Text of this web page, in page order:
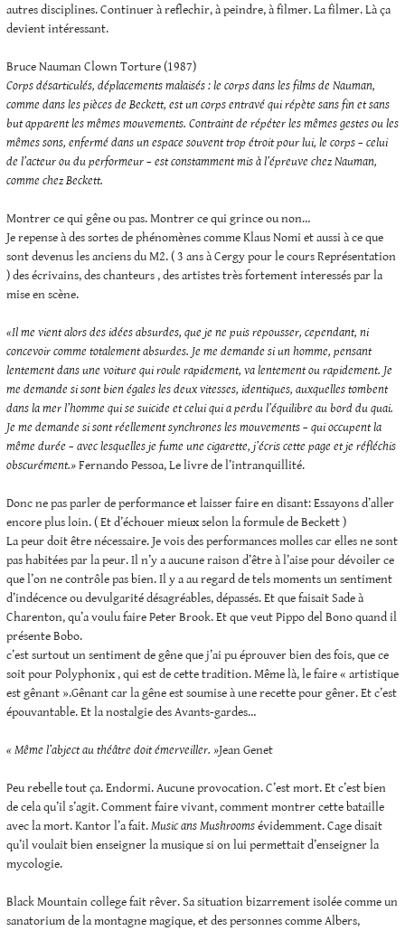
autres disciplines. Continuer à reflechir, à peindre, à filmer. La filmer. Là ça
devient intéressant.
Bruce Nauman Clown Torture (1987)
Corps désarticulés, déplacements malaisés : le corps dans les films de Nauman,
comme dans les pièces de Beckett, est un corps entravé qui répète sans fin et sans
but apparent les mêmes mouvements. Contraint de répéter les mêmes gestes ou les
mêmes sons, enfermé dans un espace souvent trop étroit pour lui, le corps – celui
de l’acteur ou du performeur – est constamment mis à l’épreuve chez Nauman,
comme chez Beckett.
Montrer ce qui gêne ou pas. Montrer ce qui grince ou non…
Je repense à des sortes de phénomènes comme Klaus Nomi et aussi à ce que
sont devenus les anciens du M2. ( 3 ans à Cergy pour le cours Représentation
) des écrivains, des chanteurs , des artistes très fortement interessés par la
mise en scène.
«Il me vient alors des idées absurdes, que je ne puis repousser, cependant, ni
concevoir comme totalement absurdes. Je me demande si un homme, pensant
lentement dans une voiture qui roule rapidement, va lentement ou rapidement. Je
me demande si sont bien égales les deux vitesses, identiques, auxquelles tombent
dans la mer l’homme qui se suicide et celui qui a perdu l’équilibre au bord du quai.
Je me demande si sont réellement synchrones les mouvements – qui occupent la
même durée – avec lesquelles je fume une cigarette, j’écris cette page et je réfléchis
obscurément.»Fernando Pessoa, Le livre de l’intranquillité.
Donc ne pas parler de performance et laisser faire en disant: Essayons d’aller
encore plus loin. ( Et d’échouer mieux selon la formule de Beckett )
La peur doit être nécessaire. Je vois des performances molles car elles ne sont
pas habitées par la peur. Il n’y a aucune raison d’être à l’aise pour dévoiler ce
que l’on ne contrôle pas bien. Il y a au regard de tels moments un sentiment
d’indécence ou devulgarité désagréables, dépassés. Et que faisait Sade à
Charenton, qu’a voulu faire Peter Brook. Et que veut Pippo del Bono quand il
présente Bobo.
c’est surtout un sentiment de gêne que j’ai pu éprouver bien des fois, que ce
soit pour Polyphonix , qui est de cette tradition. Même là, le faire « artistique
est gênant ».Gênant car la gêne est soumise à une recette pour gêner. Et c’est
épouvantable. Et la nostalgie des Avants-gardes…
« Même l’abject au théâtre doit émerveiller. »Jean Genet
Peu rebelle tout ça. Endormi. Aucune provocation. C’est mort. Et c’est bien
de cela qu’il s’agit. Comment faire vivant, comment montrer cette bataille
avec la mort. Kantor l’a fait.Music ans Mushroomsévidemment. Cage disait
qu’il voulait bien enseigner la musique si on lui permettait d’enseigner la
mycologie.
Black Mountain college fait rêver. Sa situation bizarrement isolée comme un
sanatorium de la montagne magique, et des personnes comme Albers,